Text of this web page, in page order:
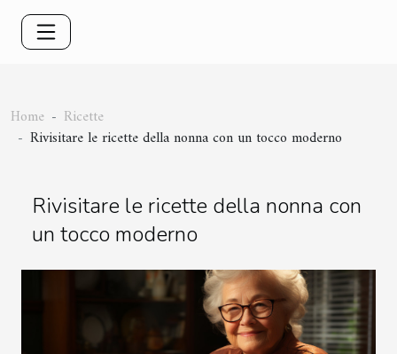
Home
Ricette
Rivisitare le ricette della nonna con un tocco moderno
Rivisitare le ricette della nonna con
un tocco moderno